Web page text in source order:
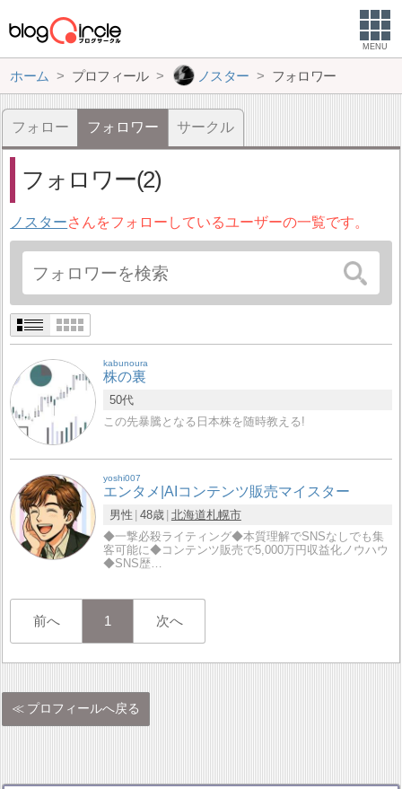
MENU
ホーム プロフィール ノスター フォロワー
フォロー フォロワー サークル
フォロワー(2)
ノスターさんをフォローしているユーザーの一覧です。
kabunoura
株の裏
50代
この先暴騰となる日本株を随時教える!
yoshi007
エンタメ|AIコンテンツ販売マイスター
男性 48歳 北海道札幌市
◆一撃必殺ライティング◆本質理解でSNSなしでも集
客可能に◆コンテンツ販売で5,000万円収益化ノウハウ
◆SNS歴…
前へ 1 次へ
プロフィールへ戻る